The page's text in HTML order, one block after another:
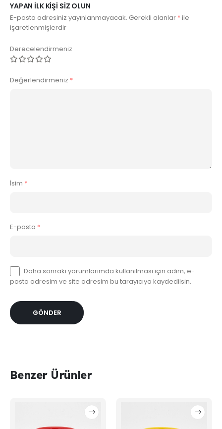
YAPAN ILK KIŞI SIZ OLUN
E-posta adresiniz yayınlanmayacak. Gerekli alanlar *ile
işaretlenmişlerdir
Derecelendirmeniz
Değerlendirmeniz *
İsim *
E-posta *
Daha sonraki yorumlarımda kullanılması için adım, e-
posta adresim ve site adresim bu tarayıcıya kaydedilsin.
Benzer Ürünler